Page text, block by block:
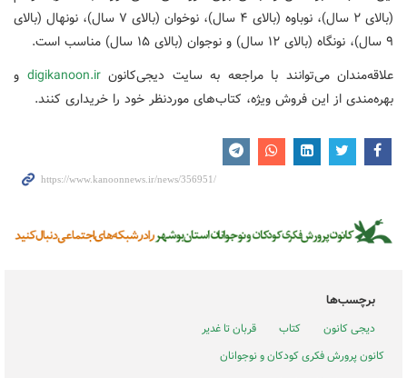
(بالای ۲ سال)، نوباوه (بالای ۴ سال)، نوخوان (بالای ۷ سال)، نونهال (بالای
۹ سال)، نونگاه (بالای ۱۲ سال) و نوجوان (بالای ۱۵ سال) مناسب است.
علاقه‌مندان می‌توانند با مراجعه به سایت دیجی‌کانونdigikanoon.ir و
بهره‌مندی از این فروش ویژه، کتاب‌های موردنظر خود را خریداری کنند.
برچسب‌ها
دیجی کانون کتاب
قربان تا غدیر
کانون پرورش فکری کودکان و نوجوانان